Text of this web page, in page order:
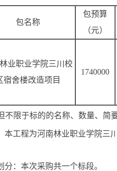
包名称
包预算
（元）
业职业学院三川校
宿舍楼改造项目
1740000
不限于标的的名称、数量、简
本工程为河南林业职业学院
分：本次采购共一个标段。